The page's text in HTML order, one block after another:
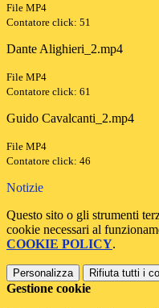
File MP4
Contatore click: 51
Dante Alighieri_2.mp4
File MP4
Contatore click: 61
Guido Cavalcanti_2.mp4
File MP4
Contatore click: 46
Notizie
Questo sito o gli strumenti
cookie necessari al
COOKIE POLICY.
Personalizza Rifiuta tutti i
Gestione cookie